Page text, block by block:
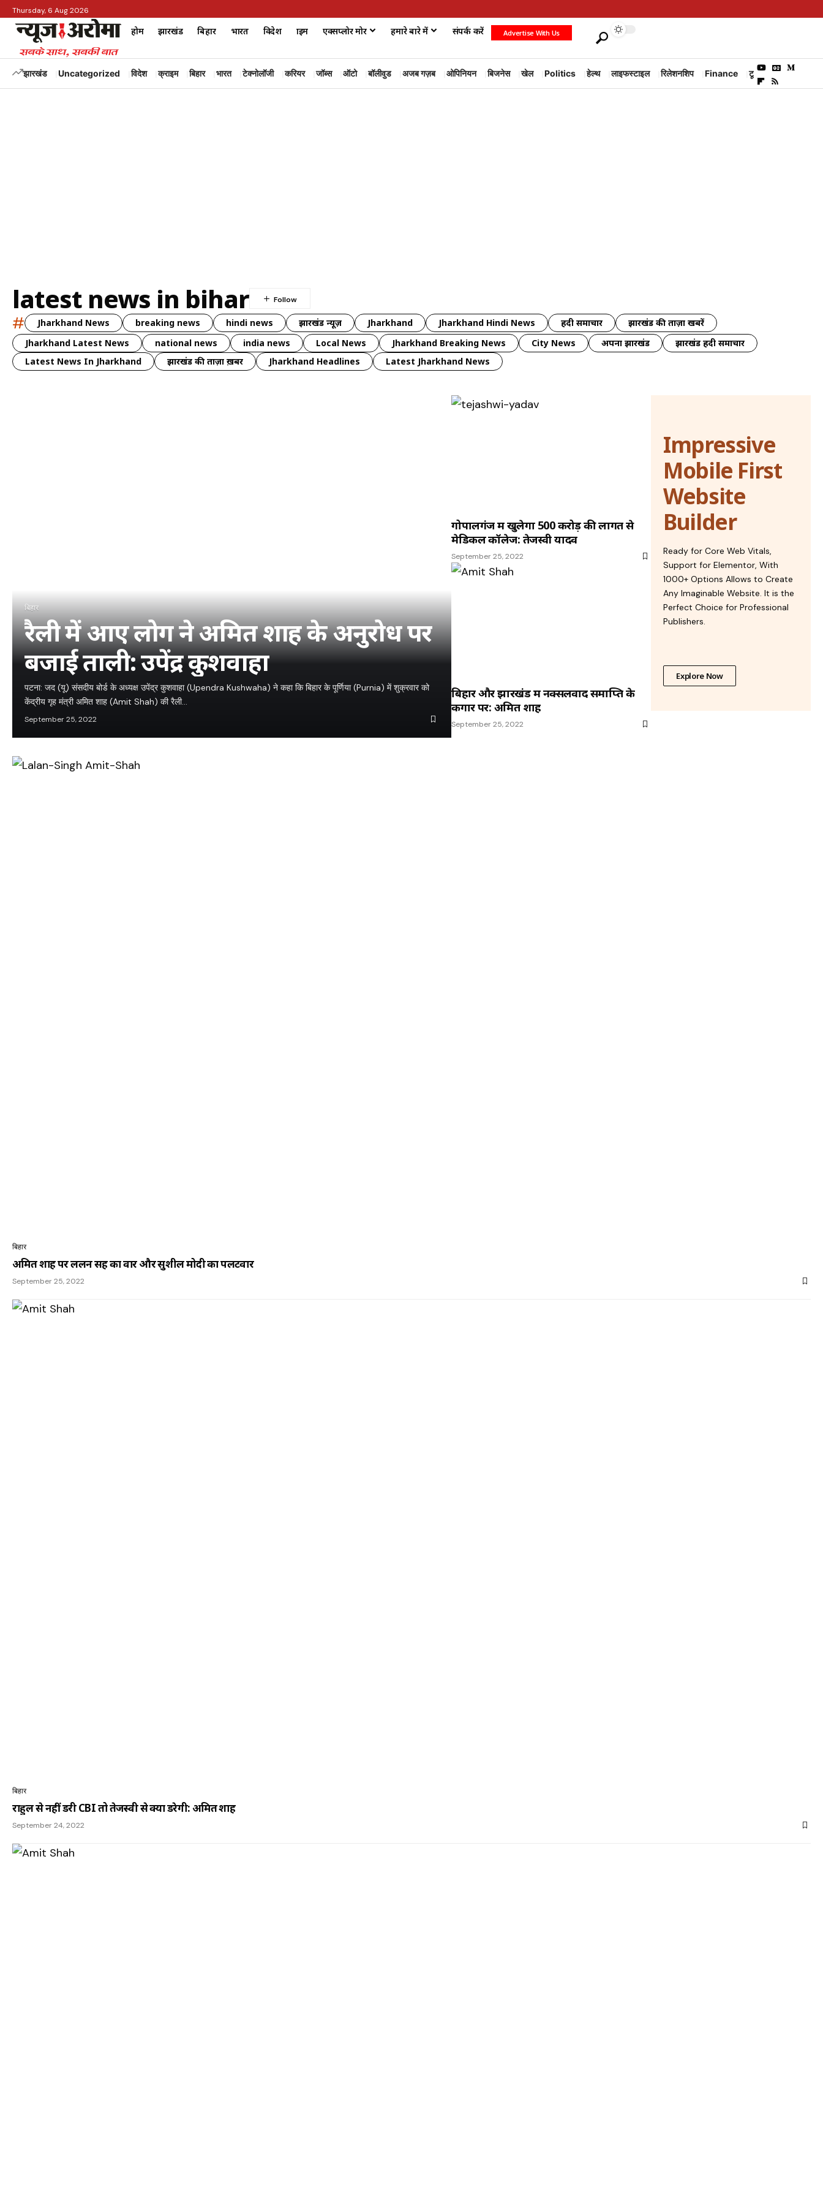
Thursday, 6 Aug 2026
होम झारखंड बिहार भारत विदेश क्राइम एक्सप्लोर मोर हमारे बारे में संपर्क करें Advertise With Us
झारखंड Uncategorized विदेश क्राइम बिहार भारत टेक्नोलॉजी करियर जॉब्स ऑटो बॉलीवुड अजब गज़ब ओपिनियन बिजनेस खेल Politics हेल्थ लाइफस्टाइल रिलेशनशिप Finance टूरिज्म
latest news in bihar
# Jharkhand News breaking news hindi news झारखंड न्यूज़ Jharkhand Jharkhand Hindi News हिंदी समाचार
झारखंड की ताज़ा खबरें
Jharkhand Latest News
national news india news Local News Jharkhand Breaking News City News अपना झारखंड
झारखंड हिंदी समाचार
Latest News In Jharkhand
झारखंड की ताज़ा ख़बर Jharkhand Headlines Latest Jharkhand News
बिहार
रैली में आए लोग ने अमित शाह के अनुरोध पर
बजाई ताली: उपेंद्र कुशवाहा
पटना: जद (यू) संसदीय बोर्ड के अध्यक्ष उपेंद्र कुशवाहा (Upendra Kushwaha) ने कहा कि बिहार के पूर्णिया (Purnia) में शुक्रवार को
केंद्रीय गृह मंत्री अमित शाह (Amit Shah) की रैली…
September 25, 2022
गोपालगंज में खुलेगा 500 करोड़ की लागत से
मेडिकल कॉलेज: तेजस्वी यादव
September 25, 2022
बिहार और झारखंड में नक्सलवाद समाप्ति के
कगार पर: अमित शाह
September 25, 2022
Impressive
Mobile First
Website
Builder
Ready for Core Web Vitals,
Support for Elementor, With
1000+ Options Allows to Create
Any Imaginable Website. It is the
Perfect Choice for Professional
Publishers.
Explore Now
बिहार
अमित शाह पर ललन सिंह का वार और सुशील मोदी का पलटवार
September 25, 2022
बिहार
राहुल से नहीं डरी CBI तो तेजस्वी से क्या डरेगी: अमित शाह
September 24, 2022